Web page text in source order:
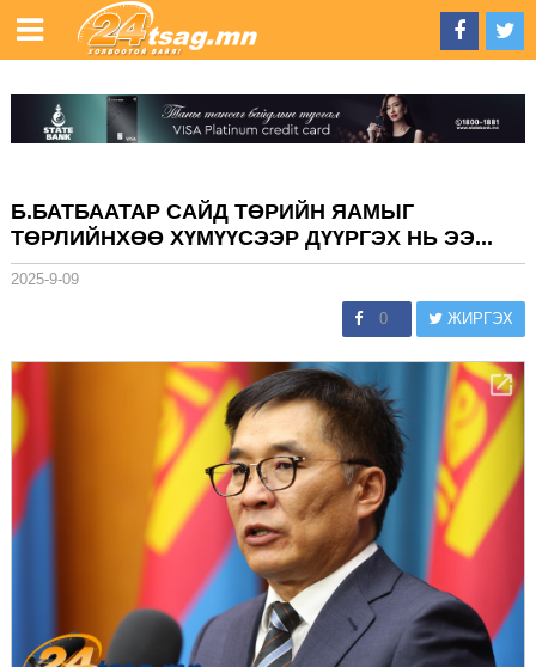
Б.БАТБААТАР САЙД ТӨРИЙН ЯАМЫГ
ТӨРЛИЙНХӨӨ ХҮМҮҮСЭЭР ДҮҮРГЭХ НЬ ЭЭ...
2025-9-09
0 ЖИРГЭХ